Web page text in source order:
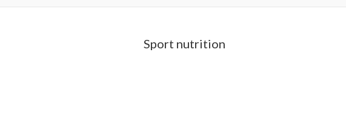
Sport nutrition